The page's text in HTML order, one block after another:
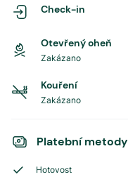
Check-in
Otevřený oheň
Zakázano
Kouření
Zakázano
Platební metody
Hotovost